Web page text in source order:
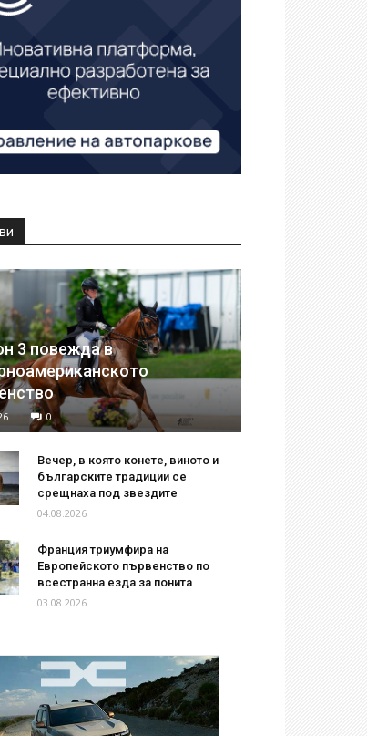
3 повежда в
0
Вечер, в която конете, виното и
българските традиции се
срещнаха под звездите
04.08.2026
Франция триумфира на
Европейското първенство по
всестранна езда за понита
03.08.2026